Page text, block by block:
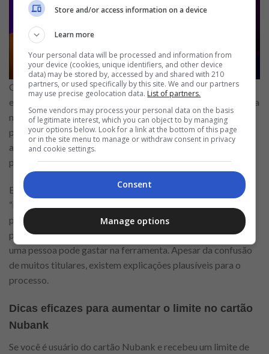
O limite de crédito no cartão costuma ser pauta constante
entre os usuários, que desejam sempre poder contar com uma
margem justa e confiavelmente determinada. Afinal, além do
próprio poder de compra ser maior, um bom limite pode
ajudar até mesmo a manter o orçamento mais organizado,
principalmente no caso de pendências emergenciais.
Entre muitos clientes do Nubank que possuem o famoso
“roxinho”, esse assunto gera várias dúvidas e uma certa
polêmica, especialmente em relação às análises realizadas
pelo banco no momento de estabelecer o valor máximo que
uma pessoa pode gastar na ferramenta. Apesar da confusão
de muitos titulares, existem explicações plausíveis para o
processo.
Dicas eficazes para aumentar o limite no cartão
Nubank
Se você é usuário do cartão Nubank e recebeu um limite de
Store and/or access information on a device
Learn more
Your personal data will be processed and information from
your device (cookies, unique identifiers, and other device
data) may be stored by, accessed by and shared with 210
partners, or used specifically by this site. We and our partners
may use precise geolocation data. List of partners.
Some vendors may process your personal data on the basis
of legitimate interest, which you can object to by managing
your options below. Look for a link at the bottom of this page
or in the site menu to manage or withdraw consent in privacy
and cookie settings.
Consent
Manage options